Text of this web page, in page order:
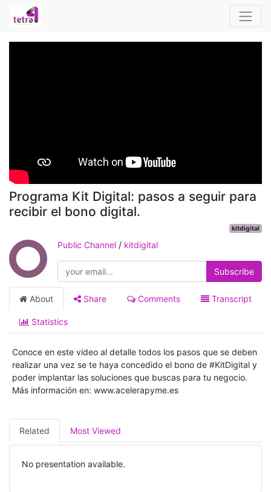
Programa Kit Digital: pasos a seguir para
recibir el bono digital.
kitdigital
Public Channel / kitdigital
Subscribe
About Share Comments Transcript
Statistics
Conoce en este vídeo al detalle todos los pasos que se deben
realizar una vez se te haya concedido el bono de #KitDigital y
poder implantar las soluciones que buscas para tu negocio.
Más información en: www.acelerapyme.es
Related Most Viewed
No presentation available.